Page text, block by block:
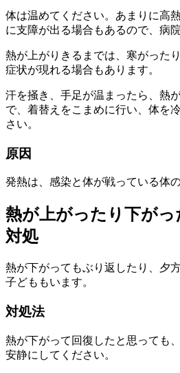
体は温めてください。あまりに高
に支障が出る場合もあるので、病
熱が上がりきるまでは、寒がった
症状が現れる場合もあります。
汗を掻き、手足が温まったら、熱
で、着替えをこまめに行い、体を
さい。
原因
発熱は、感染と体が戦っている体
熱が上がったり下が
対処
熱が下がってもぶり返したり、夕
子どももいます。
対処法
熱が下がって回復したと思っても
安静にしてください。